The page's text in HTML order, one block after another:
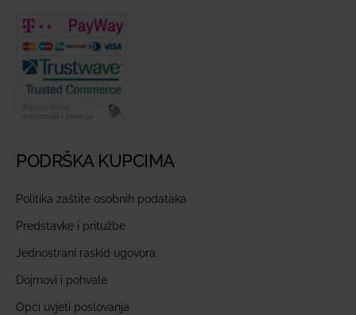
PODRŠKA KUPCIMA
Politika zaštite osobnih podataka
Predstavke i pritužbe
Jednostrani raskid ugovora
Dojmovi i pohvale
Opći uvjeti poslovanja